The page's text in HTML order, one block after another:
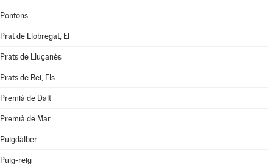
Pontons
Prat de Llobregat, El
Prats de Lluçanès
Prats de Rei, Els
Premià de Dalt
Premià de Mar
Puigdàlber
Puig-reig